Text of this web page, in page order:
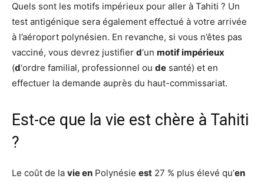
Quels sont les motifs impérieux pour aller à Tahiti ? Un
test antigénique sera également effectué à votre arrivée
à l’aéroport polynésien. En revanche, si vous n’êtes pas
vacciné, vous devrez justifier d‘un motif impérieux
(d‘ordre familial, professionnel ou de santé) et en
effectuer la demande auprès du haut-commissariat.
Est-ce que la vie est chère à Tahiti
?
Le coût de la vie en Polynésie est 27 % plus élevé qu’en